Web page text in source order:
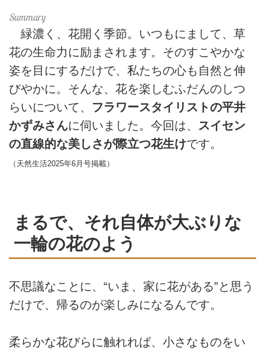
緑濃く、花開く季節。いつもにまして、草
花の生命力に励まされます。そのすこやかな
姿を目にするだけで、私たちの心も自然と伸
びやかに。そんな、花を楽しむふだんのしつ
らいについて、 フラワースタイリストの平井
かずみさんに伺いました。今回は、 スイセン
の直線的な美しさが際立つ花生けです。
（天然生活2025年6月号掲載）
まるで、それ自体が大ぶりな
一輪の花のよう
不思議なことに、“いま、家に花がある”と思う
だけで、帰るのが楽しみになるんです。
柔らかな花びらに触れれば、小さなものをい